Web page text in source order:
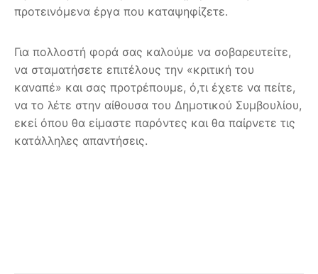
προτεινόμενα έργα που καταψηφίζετε.
Για πολλοστή φορά σας καλούμε να σοβαρευτείτε,
να σταματήσετε επιτέλους την «κριτική του
καναπέ» και σας προτρέπουμε, ό,τι έχετε να πείτε,
να το λέτε στην αίθουσα του Δημοτικού Συμβουλίου,
εκεί όπου θα είμαστε παρόντες και θα παίρνετε τις
κατάλληλες απαντήσεις.